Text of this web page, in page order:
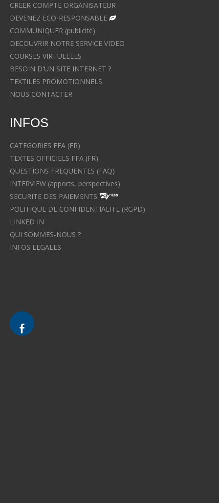
CREER COMPTE ORGANISATEUR
DEVENEZ ECO-RESPONSABLE
COMMUNIQUER (publicité)
DECOUVRIR NOTRE SERVICE VIDEO
COURSES VIRTUELLES
BESOIN D'UN SITE INTERNET ?
TEXTILES PROMOTIONNELS
NOUS CONTACTER
INFOS
CATEGORIES FFA (FR)
TEXTES OFFICIELS FFA (FR)
QUESTIONS FREQUENTES (FAQ)
INTERVIEW (apports, perspectives)
SECURITE DES PAIEMENTS
POLITIQUE DE CONFIDENTIALITE (RGPD)
LINKED IN
QUI SOMMES-NOUS ?
INFOS LEGALES